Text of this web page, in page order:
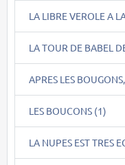
LA LIBRE VEROLE A
LA TOUR DE BABEL
APRES LES
LES BOUCONS (1)
LA NUPES EST TRES